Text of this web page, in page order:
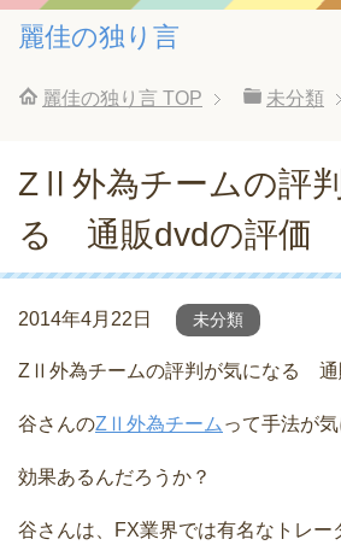
麗佳の独り言
麗佳の独り言 TOP 未分類
ZⅡ外為チームの評
る 通販dvdの評価
2014年4月22日 未分類
ZⅡ外為チームの評判が気になる 通
谷さんのZⅡ外為チーム って手法が気
効果あるんだろうか？
谷さんは、FX業界では有名なトレー